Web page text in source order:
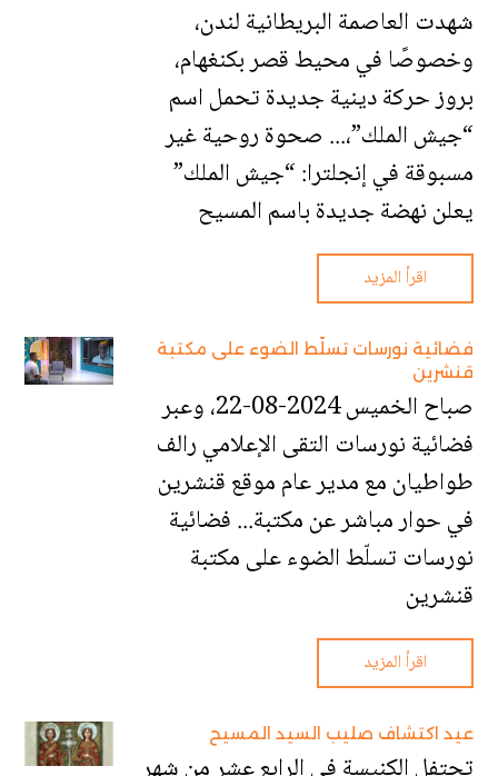
شهدت العاصمة البريطانية لندن،
وخصوصًا في محيط قصر بكنغهام،
بروز حركة دينية جديدة تحمل اسم
“جيش الملك”،... صحوة روحية غير
مسبوقة في إنجلترا: “جيش الملك”
يعلن نهضة جديدة باسم المسيح
اقرأ المزيد
فضائية نورسات تسلّط الضوء على مكتبة
قنشرين
صباح الخميس 2024-08-22، وعبر
فضائية نورسات التقى الإعلامي رالف
طواطيان مع مدير عام موقع قنشرين
في حوار مباشر عن مكتبة... فضائية
نورسات تسلّط الضوء على مكتبة
قنشرين
اقرأ المزيد
عيد اكتشاف صليب السيد المسيح